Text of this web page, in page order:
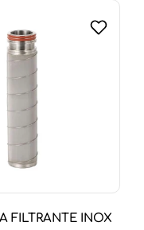
FILTRANTE INOX